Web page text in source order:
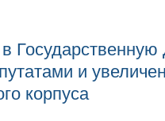
Государственную
и
корпуса